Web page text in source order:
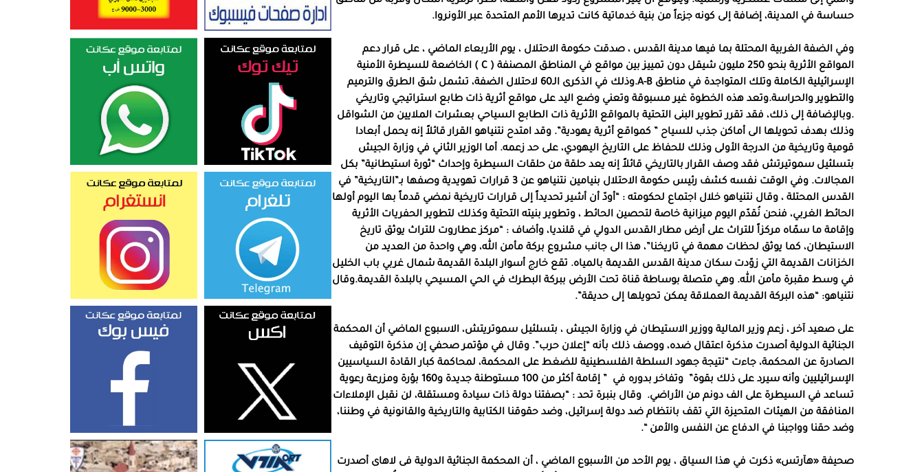
حساسة في المدينة، إضافة إلى كونه جزءاً من بنية خدماتية كانت تديرها الأمم المتحدة عبر الأونروا.
وفي الضفة الغربية المحتلة بما فيها مدينة القدس ، صدقت حكومة الاحتلال ، يوم الأربعاء الماضي ، على قرار دعم
المواقع الأثرية بنحو 250 مليون شيقل دون تمييز بين مواقع في المناطق المصنفة ( C ) الخاضعة للسيطرة الأمنية
الإسرائيلية الكاملة وتلك المتواجدة في مناطق A-B.وذلك في الذكرى الـ60 لاحتلال الضفة، تشمل شق الطرق والترميم
والتطوير والحراسة.وتعد هذه الخطوة غير مسبوقة وتعني وضع اليد على مواقع أثرية ذات طابع استراتيجي وتاريخي
.وبالإضافة إلى ذلك، فقد تقرر تطوير البنى التحتية بالمواقع الأثرية ذات الطابع السياحي بعشرات الملايين من الشواقل
وذلك بهدف تحويلها الى أماكن جذب للسياح ” كمواقع أثرية يهودية”. وقد امتدح نتنياهو القرار قائلاً إنه يحمل أبعادا
قومية وتاريخية من الدرجة الأولى وذلك للحفاظ على التاريخ اليهودي، على حد زعمه. أما الوزير الثاني في وزارة الجيش
بتسلئيل سموتيرتش فقد وصف القرار بالتاريخي قائلاً إنه يعد حلقة من حلقات السيطرة وإحداث “ثورة استيطانية” بكل
المجالات. وفي الوقت نفسه كشف رئيس حكومة الاحتلال بنيامين نتنياهو عن 3 قرارات تهويدية وصفها بـ”التاريخية” في
القدس المحتلة ، وقال نتنياهو خلال اجتماع لحكومته : “أودّ أن أشير تحديداً إلى قرارات تاريخية نمضي قدماً بها اليوم أولها
الحائط الغربي، فنحن نُقدّم اليوم ميزانية خاصة لتحصين الحائط ، وتطوير بنيته التحتية وكذلك لتطوير الحفريات الأثرية
وإقامة ما سمّاه مركزاً للتراث على أرض مطار القدس الدولي في قلنديا، وأضاف : “مركز عطاروت للتراث يوثق تاريخ
الاستيطان، كما يوثق لحظات مهمة في تاريخنا”، هذا الى جانب مشروع بركة مأمن الله، وهي واحدة من العديد من
الخزانات القديمة التي زوّدت سكان مدينة القدس القديمة بالمياه. تقع خارج أسوار البلدة القديمة شمال غربي باب الخليل
في وسط مقبرة مأمن الله. وهي متصلة بوساطة قناة تحت الأرض ببركة البطرك في الحي المسيحي بالبلدة القديمة.وقال
نتنياهو: “هذه البركة القديمة العملاقة يمكن تحويلها إلى حديقة”.
على صعيد آخر ، زعم وزير المالية ووزير الاستيطان في وزارة الجيش ، بتسلئيل سموتريتش، الاسبوع الماضي أن المحكمة
الجنائية الدولية أصدرت مذكرة اعتقال ضده، ووصف ذلك بأنه “إعلان حرب”. وقال في مؤتمر صحفي إن مذكرة التوقيف
الصادرة عن المحكمة، جاءت “نتيجة جهود السلطة الفلسطينية للضغط على المحكمة، لمحاكمة كبار القادة السياسيين
الإسرائيليين وأنه سيرد على ذلك بقوة”
وتفاخر بدوره في
” إقامة أكثر من 100 مستوطنة جديدة و160 بؤرة ومزرعة رعوية
تساعد في السيطرة على الف دونم من الأراضي. وقال بنبرة تحد : “بصفتنا دولة ذات سيادة ومستقلة، لن نقبل الإملاءات
المنافقة من الهيئات المتحيزة التي تقف بانتظام ضد دولة إسرائيل، وضد حقوقنا الكتابية والتاريخية والقانونية في وطننا،
وضد حقنا وواجبنا في الدفاع عن النفس والأمن “.
صحيفة «هآرتس» ذكرت في هذا السياق ، يوم الأحد من الأسبوع الماضي ، أن المحكمة الجنائية الدولية فى لاهاى أصدرت